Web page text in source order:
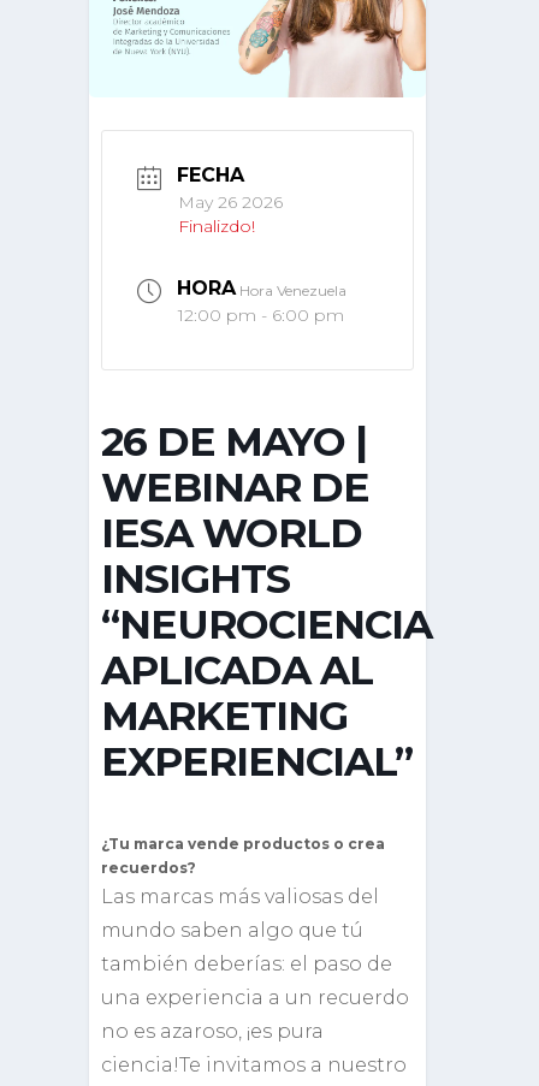
FECHA
May 26 2026
Finalizdo!
HORA Hora Venezuela
12:00 pm - 6:00 pm
26 DE MAYO |
WEBINAR DE
IESA WORLD
INSIGHTS
“NEUROCIENCIA
APLICADA AL
MARKETING
EXPERIENCIAL”
¿Tu marca vende productos o crea
recuerdos?
Las marcas más valiosas del
mundo saben algo que tú
también deberías: el paso de
una experiencia a un recuerdo
no es azaroso, ¡es pura
ciencia!Te invitamos a nuestro